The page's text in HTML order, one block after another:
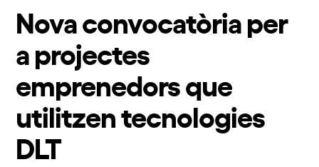
Nova convocatòria per
a projectes
emprenedors que
utilitzen tecnologies
DLT